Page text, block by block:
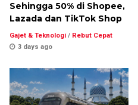
Sehingga 50% di Shopee,
Lazada dan TikTok Shop
Gajet & Teknologi / Rebut Cepat
3 days ago